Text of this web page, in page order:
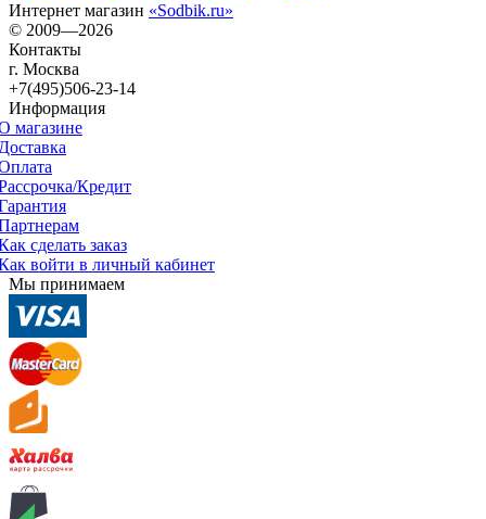
Интернет магазин «Sodbik.ru»
© 2009—2026
Контакты
г. Москва
+7(495)506-23-14
Информация
магазине
Кредит
сделать заказ
войти в личный кабинет
Мы принимаем